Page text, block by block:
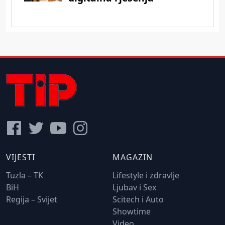
VIJESTI
Tuzla – TK
BiH
Regija – Svijet
MAGAZIN
Lifestyle i zdravlje
Ljubav i Sex
Scitech i Auto
Showtime